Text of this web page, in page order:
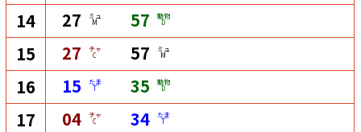
14 27 ミュ
M 57 動物
D
15 27 チャ
C 57 ミュ
M
16 15 たま
T 35 動物
D
17 04 チャ
C 34 たま
T